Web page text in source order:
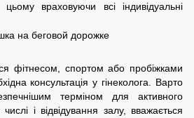
цьому враховуючи всі індивідуальні
фітнесом, спортом або пробіжками
консультація у гінеколога. Варто
терміном для активного
і відвідування залу, вважається